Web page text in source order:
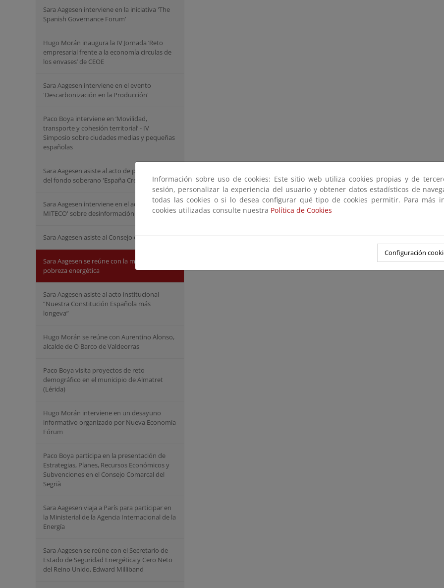
Sara Aagesen interviene en la iniciativa 'The
Spanish Governance Forum'
Hugo Morán inaugura la IV Jornada ‘Reto
empresarial frente a la economía circulas de
los envases’ de CEOE
Sara Aagesen interviene en el evento
'Descarbonización en la Producción'
Paco Boya interviene en ‘Movilidad,
transporte y cohesión territorial’ - IV
Simposio sobre ciudades medias y pequeñas
españolas
Sara Aagesen asiste al acto de presentación
del fondo soberano 'España Crece'
Sara Aagesen interviene en el acto 'Tribuna
MITECO' sobre desinformación climática
Sara Aagesen asiste al Consejo de Ministros
Sara Aagesen se reúne con la mesa social de
pobreza energética
Sara Aagesen asiste al acto institucional
“Nuestra Constitución Española más
longeva”
Hugo Morán se reúne con Aurentino Alonso,
alcalde de O Barco de Valdeorras
Paco Boya visita proyectos de reto
demográfico en el municipio de Almatret
(Lérida)
Hugo Morán interviene en un desayuno
informativo organizado por Nueva Economía
Fórum
Paco Boya participa en la presentación de
Estrategias, Planes, Recursos Económicos y
Subvenciones en el Consejo Comarcal del
Segrià
Sara Aagesen viaja a París para participar en
la Ministerial de la Agencia Internacional de la
Energía
Sara Aagesen se reúne con el Secretario de
Estado de Seguridad Energética y Cero Neto
del Reino Unido, Edward Milliband
Información sobre uso de cookies: Este sitio web utiliza cookies propias y de
sesión, personalizar la experiencia del usuario y obtener datos estadísticos de
todas las cookies o si lo desea configurar qué tipo de cookies permitir. Para más
cookies utilizadas consulte nuestra Política de Cookies
Configuración